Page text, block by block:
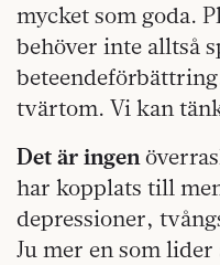
mycket som goda.
behöver inte alltså
tvärtom. Vi kan
Det är ingen
har kopplats till
depressioner,
Ju mer en som